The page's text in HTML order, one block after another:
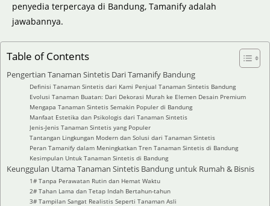
penyedia terpercaya di Bandung, Tamanify adalah
jawabannya.
Table of Contents
Pengertian Tanaman Sintetis Dari Tamanify Bandung
Definisi Tanaman Sintetis dari Kami Penjual Tanaman Sintetis Bandung
Evolusi Tanaman Buatan: Dari Dekorasi Murah ke Elemen Desain Premium
Mengapa Tanaman Sintetis Semakin Populer di Bandung
Manfaat Estetika dan Psikologis dari Tanaman Sintetis
Jenis-Jenis Tanaman Sintetis yang Populer
Tantangan Lingkungan Modern dan Solusi dari Tanaman Sintetis
Peran Tamanify dalam Meningkatkan Tren Tanaman Sintetis di Bandung
Kesimpulan Untuk Tanaman Sintetis di Bandung
Keunggulan Utama Tanaman Sintetis Bandung untuk Rumah & Bisnis
1# Tanpa Perawatan Rutin dan Hemat Waktu
2# Tahan Lama dan Tetap Indah Bertahun-tahun
3# Tampilan Sangat Realistis Seperti Tanaman Asli